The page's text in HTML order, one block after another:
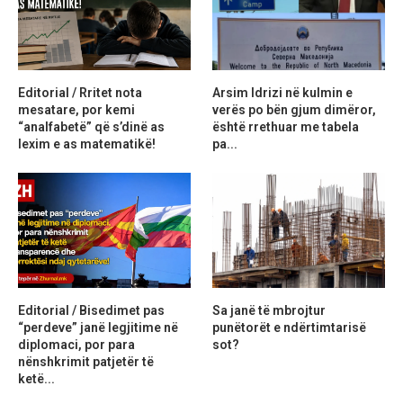
Editorial / Rritet nota
mesatare, por kemi
“analfabetë” që s’dinë as
lexim e as matematikë!
Arsim Idrizi në kulmin e
verës po bën gjum dimëror,
është rrethuar me tabela
pa...
Editorial / Bisedimet pas
“perdeve” janë legjitime në
diplomaci, por para
nënshkrimit patjetër të
ketë...
Sa janë të mbrojtur
punëtorët e ndërtimtarisë
sot?